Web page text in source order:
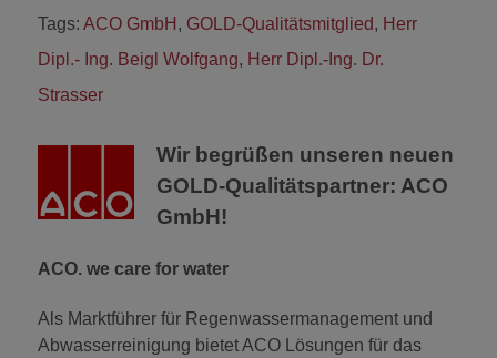
Tags: ACO GmbH , GOLD-Qualitätsmitglied, Herr
Dipl.- Ing. Beigl Wolfgang, Herr Dipl.-Ing. Dr.
Strasser
Wir begrüßen unseren neuen
GOLD-Qualitätspartner: ACO
GmbH!
ACO. we care for water
Als Marktführer für Regenwassermanagement und
Abwasserreinigung bietet ACO Lösungen für das